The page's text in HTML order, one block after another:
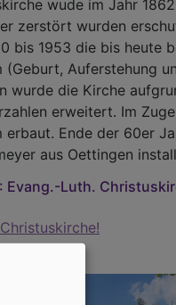
wude im Jahr
zerstört wurden
bis 1953 die bis heute
Auferstehung
wurde die Kirche
erweitert. Im
erbaut. Ende der 60er
aus Oettingen
Evang.-Luth.